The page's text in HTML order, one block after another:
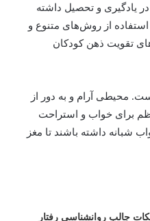
در یادگیری و تحصیل داشته
از روش‌های متنوع و
تقویت ذهن کودکان
محیطی آرام و به دور از
برای خواب و استراحت
ذهنی دارد. کودکان باید حداقل ۸ تا ۱۰ ساعت خواب شبانه داشته باشند تا مغز
نکات جالب روانشناسی رفتار